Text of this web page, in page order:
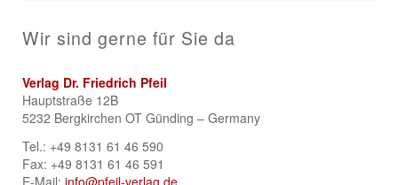
Wir sind gerne für Sie da
Verlag Dr. Friedrich Pfeil
Hauptstraße 12B
5232 Bergkirchen OT Günding – Germany
Tel.: +49 8131 61 46 590
Fax: +49 8131 61 46 591
E-Mail: info@pfeil-verlag.de